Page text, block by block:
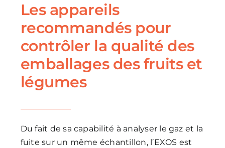
Les appareils
recommandés pour
contrôler la qualité des
emballages des fruits et
légumes
Du fait de sa capabilité à analyser le gaz et la
fuite sur un même échantillon, l’EXOS est